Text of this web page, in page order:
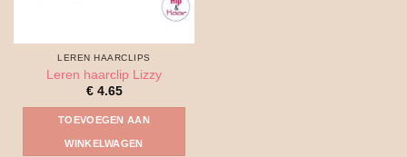
LEREN HAARCLIPS
Leren haarclip Lizzy
€4.65
TOEVOEGEN AAN
WINKELWAGEN